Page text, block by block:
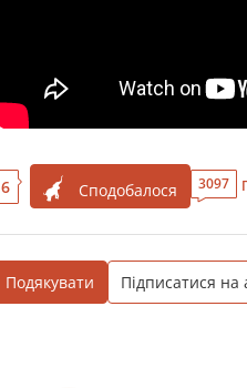
6 Сподобалося 3097
Подякувати Підписатися на